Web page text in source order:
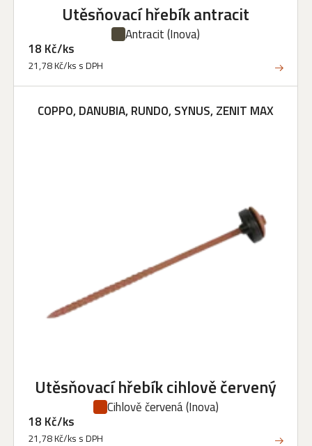
Utěsňovací hřebík antracit
Antracit(Inova)
18 Kč/ks
21,78 Kč/ks s DPH
COPPO, DANUBIA, RUNDO, SYNUS, ZENIT MAX
Utěsňovací hřebík cihlově červený
Cihlově červená(Inova)
18 Kč/ks
21,78 Kč/ks s DPH